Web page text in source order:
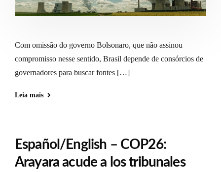
Com omissão do governo Bolsonaro, que não assinou
compromisso nesse sentido, Brasil depende de consórcios de
governadores para buscar fontes […]
Leia mais
Español/English – COP26:
Arayara acude a los tribunales